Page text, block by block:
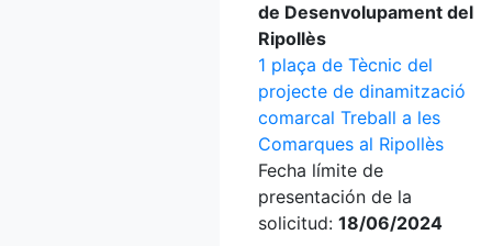
de Desenvolupament del
Ripollès
1 plaça de Tècnic del
projecte de dinamització
comarcal Treball a les
Comarques al Ripollès
Fecha límite de
presentación de la
solicitud: 18/06/2024